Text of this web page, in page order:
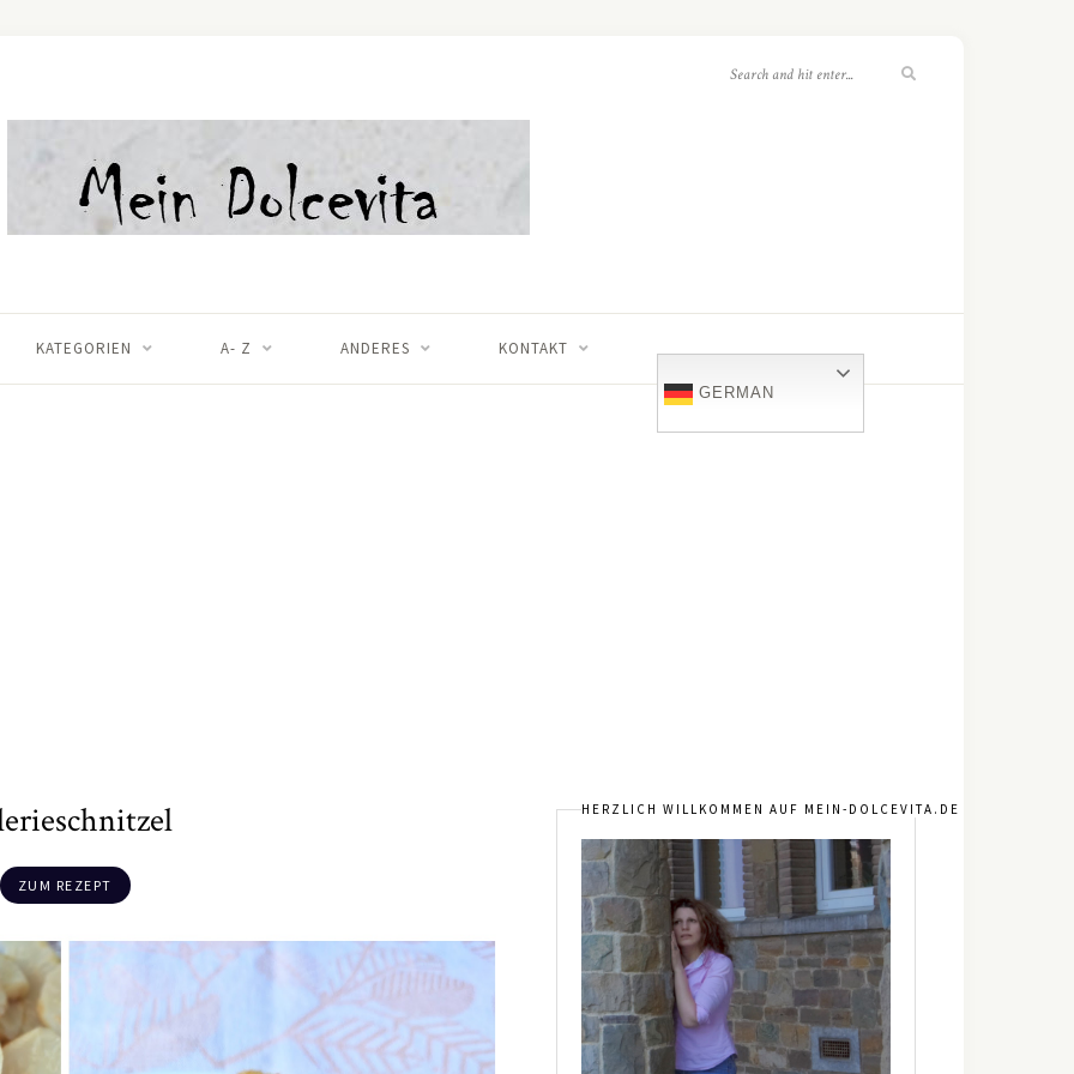
KATEGORIEN A- Z ANDERES KONTAKT
GERMAN
ZUM REZEPT
HERZLICH WILLKOMMEN AUF MEIN-DOLCEVITA.DE